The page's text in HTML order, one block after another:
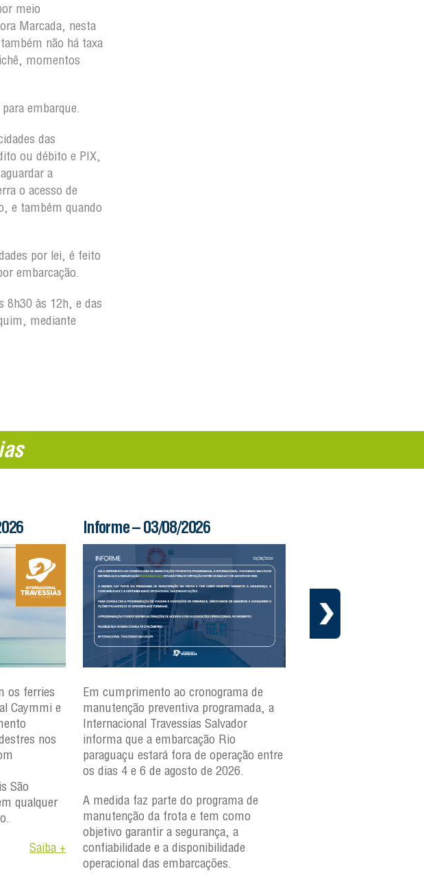
meio
Marcada, nesta
não há taxa
momentos
embarque.
das
ou débito e PIX,
a
o acesso de
e também quando
por lei, é feito
embarcação.
8h30 às 12h, e das
mediante
os ferries
Caymmi e
nos
São
qualquer
Saiba +
Informe – 03/08/2026
Em cumprimento ao cronograma de
manutenção preventiva programada, a
Internacional Travessias Salvador
informa que a embarcação Rio
paraguaçu estará fora de operação entre
os dias 4 e 6 de agosto de 2026.
A medida faz parte do programa de
manutenção da frota e tem como
objetivo garantir a segurança, a
confiabilidade e a disponibilidade
operacional das embarcações.